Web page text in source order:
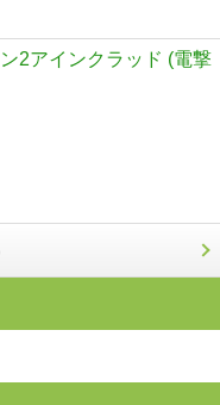
2アインクラッド (電撃